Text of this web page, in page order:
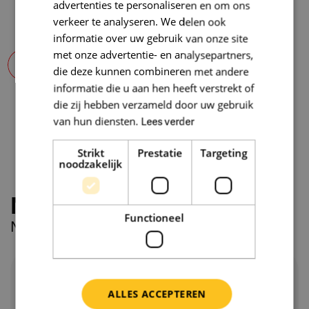
Je hebt interesse in ouderenpsychiatrie en
complexe zorgvragen
Je beschikt over goede luistervaardigheden en
inlevingsvermogen
Je kunt zowel zelfstandig als in teamverband
werken
Je bent flexibel en stressbestendig
Wat krijg je?
Vast dienstverband
Je krijgt een contract voor 16-36 uur per week
met zicht op een vaste aanstelling
Het salaris ligt tussen € 5.027,- en € 6.569,- bruto
voor een gesprek op locatie.
Sollicitatiegesprek
Ga je op gesprek bij de opdrachtgever? Dan helpen
onze consultants je graag met de voorbereiding,
zodat je goed beslagen ten ijs komt. Na het
gesprek bespreken we samen de vervolgstappen.
Nog steeds vragen?
Neem contact op met:
advertenties te personaliseren en om ons
verkeer te analyseren. We delen ook
informatie over uw gebruik van onze site
met onze advertentie- en analysepartners,
die deze kunnen combineren met andere
informatie die u aan hen heeft verstrekt of
die zij hebben verzameld door uw gebruik
van hun diensten. Lees verder
Strikt
noodzakelijk
Prestatie Targeting
Functioneel
ALLES ACCEPTEREN